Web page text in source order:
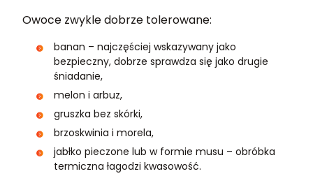
Owoce zwykle dobrze tolerowane:
banan – najczęściej wskazywany jako
bezpieczny, dobrze sprawdza się jako drugie
śniadanie,
melon i arbuz,
gruszka bez skórki,
brzoskwinia i morela,
jabłko pieczone lub w formie musu – obróbka
termiczna łagodzi kwasowość.